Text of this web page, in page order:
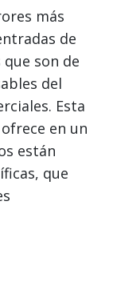
más
de
son de
del
Esta
en un
están
que